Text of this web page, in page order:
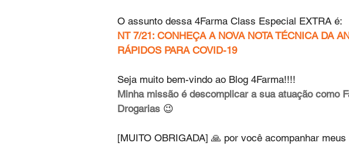
O assunto dessa 4Farma Class Especial EXTRA é:
NT 7/21: CONHEÇA A NOVA NOTA TÉCNICA DA
RÁPIDOS PARA COVID-19
Seja muito bem-vindo ao Blog 4Farma!!!!
Minha missão é descomplicar a sua atuação como
Drogarias 😉
[MUITO OBRIGADA] 🙏 por você acompanhar